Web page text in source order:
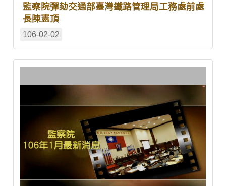
監察院彈劾交通部臺灣鐵路管理局工務處前處
長陳憲頂
106-02-02